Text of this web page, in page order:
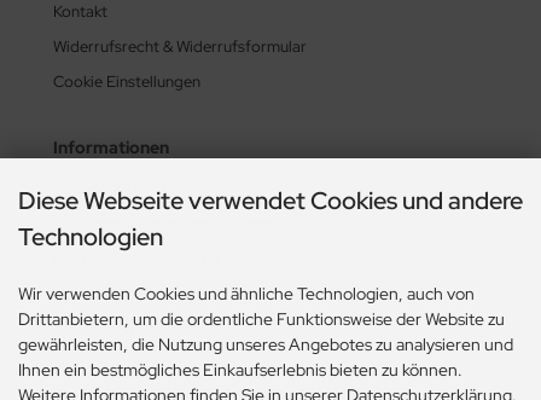
Kontakt
Widerrufsrecht & Widerrufsformular
Cookie Einstellungen
Informationen
Zahlung & Versand
Lieferzeit & Lieferbedingungen
Historie? Fehlanzeige!
Aktionsheft Sommer 2026
Diese Webseite verwendet Cookies und andere
Technologien
Wir verwenden Cookies und ähnliche Technologien, auch von
Drittanbietern, um die ordentliche Funktionsweise der Website zu
gewährleisten, die Nutzung unseres Angebotes zu analysieren und
Ihnen ein bestmögliches Einkaufserlebnis bieten zu können.
Weitere Informationen finden Sie in unserer Datenschutzerklärung.